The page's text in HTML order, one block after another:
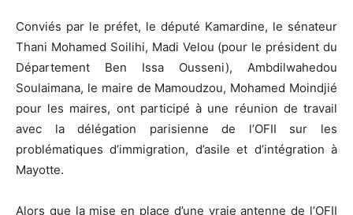
Conviés par le préfet, le député Kamardine, le sénateur
Thani Mohamed Soilihi, Madi Velou (pour le président du
Département Ben Issa Ousseni), Ambdilwahedou
Soulaimana, le maire de Mamoudzou, Mohamed Moindjié
pour les maires, ont participé à une réunion de travail
avec la délégation parisienne de l’OFII sur les
problématiques d’immigration, d’asile et d’intégration à
Mayotte.
Alors que la mise en place d’une vraie antenne de l’OFII